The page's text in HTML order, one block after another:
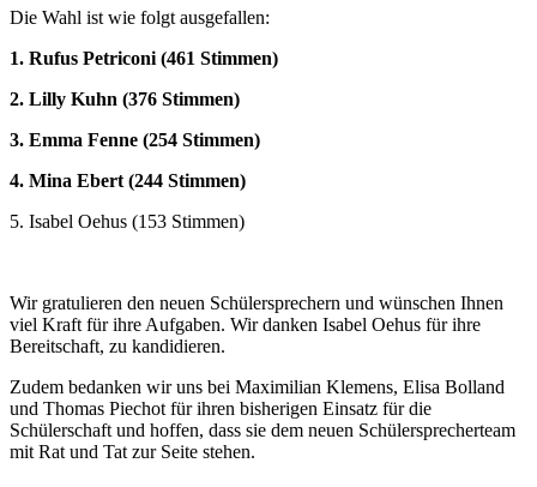
Die Wahl ist wie folgt ausgefallen:
1. Rufus Petriconi (461 Stimmen)
2. Lilly Kuhn (376 Stimmen)
3. Emma Fenne (254 Stimmen)
4. Mina Ebert (244 Stimmen)
5. Isabel Oehus (153 Stimmen)
Wir gratulieren den neuen Schülersprechern und wünschen Ihnen
viel Kraft für ihre Aufgaben. Wir danken Isabel Oehus für ihre
Bereitschaft, zu kandidieren.
Zudem bedanken wir uns bei Maximilian Klemens, Elisa Bolland
und Thomas Piechot für ihren bisherigen Einsatz für die
Schülerschaft und hoffen, dass sie dem neuen Schülersprecherteam
mit Rat und Tat zur Seite stehen.